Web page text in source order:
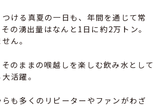
ける真夏の一日も、年間を通じて常
の湧出量はなんと1日に約2万トン。
ん。
のままの喉越しを楽しむ飲み水として
活躍。
も多くのリピーターやファンがわざ